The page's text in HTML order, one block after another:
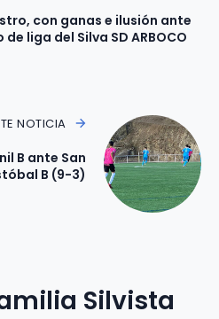
con ganas e ilusión ante
de liga del Silva SD ARBOCO
NOTICIA
B ante San
B (9-3)
Silvista